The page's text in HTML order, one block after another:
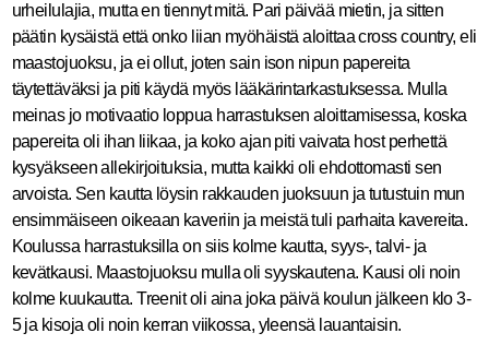
urheilulajia, mutta en tiennyt mitä. Pari päivää mietin, ja sitten
päätin kysäistä että onko liian myöhäistä aloittaa cross country, eli
maastojuoksu, ja ei ollut, joten sain ison nipun papereita
täytettäväksi ja piti käydä myös lääkärintarkastuksessa. Mulla
meinas jo motivaatio loppua harrastuksen aloittamisessa, koska
papereita oli ihan liikaa, ja koko ajan piti vaivata host perhettä
kysyäkseen allekirjoituksia, mutta kaikki oli ehdottomasti sen
arvoista. Sen kautta löysin rakkauden juoksuun ja tutustuin mun
ensimmäiseen oikeaan kaveriin ja meistä tuli parhaita kavereita.
Koulussa harrastuksilla on siis kolme kautta, syys-, talvi- ja
kevätkausi. Maastojuoksu mulla oli syyskautena. Kausi oli noin
kolme kuukautta. Treenit oli aina joka päivä koulun jälkeen klo 3-
5 ja kisoja oli noin kerran viikossa, yleensä lauantaisin.